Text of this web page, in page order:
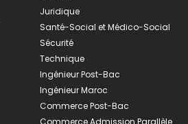
Juridique
Santé-Social et Médico-Social
Sécurité
Technique
Ingénieur Post-Bac
Ingénieur Maroc
Commerce Post-Bac